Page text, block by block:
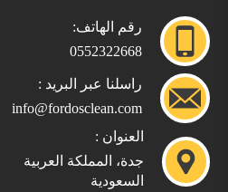
رقم الهاتف:
0552322668
راسلنا عبر البريد :
info@fordosclean.com
العنوان :
جدة، المملكة العربية
السعودية